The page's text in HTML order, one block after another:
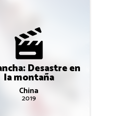
Desastre en
la montaña
China
2019